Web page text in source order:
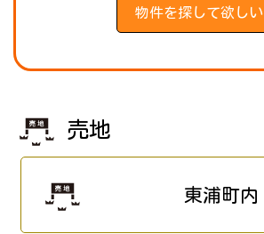
物件を探して欲しい
売地
東浦町内